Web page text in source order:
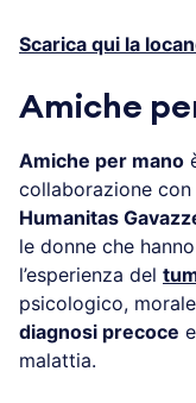
Scarica qui la
Amiche
Amiche per mano
collaborazione con
Humanitas
le donne che
l’esperienza del
psicologico,
diagnosi precoce
malattia.